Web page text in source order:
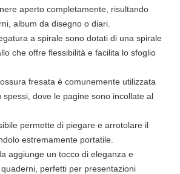
aperto completamente, risultando
album da disegno o diari.
a spirale sono dotati di una spirale
che offre flessibilità e facilita lo sfoglio
fresata è comunemente utilizzata
spessi, dove le pagine sono incollate al
permette di piegare e arrotolare il
estremamente portatile.
aggiunge un tocco di eleganza e
perfetti per presentazioni